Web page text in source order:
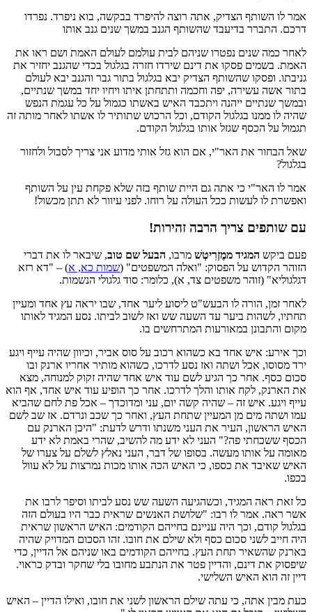
אמר לו השותף הצדיק, אתה רוצה להיפרד בבקשה, בוא ניפרד. נפרדו
דרכם. התברר בדיעבד שהשותף הגנב במשך שנים גנב אותו
לאחר כמה שנים נפטרו שניהם לבית עולמם לעולם האמת ושם ראו את
האמת. בשמים פסקו את דינם שירדו חזרה בגלגול בכדי שהגנב יחזיר את
גניבתו. ופסקו שהשותף הצדיק יבא בגלגול בתור גבר והגנב יבא לעולם
בתור אשה עשירה, יפה וחכמה ותתחתן איתו ויחיו יחד במשך שנתיים,
ובמשך שנתיים ייהנה ויתכבד האיש באשתו כגמול על כל עגמת הנפש
שהיה לו ממנו בגלגול הקודם, וכל הרכוש שתותיר לו אשתו לאחר מותה זה
תגמול על הכסף שגזל אותו בגלגול הקודם.
שאל הבחור את האר"י, אם הוא גזל אותי מדוע אני צריך לסבול ולחזור
בגלגול?
אמר לו האר"י כי אתה גם היית שותף בזה שלא פקחת עין על השותף
ואפשרת לו לעשות ככל העולה על רוחו. לפני עיוור לא תתן מכשול!
עם שותפים צריך הרבה זהירות!
פעם ביקש המגיד ממֶזְרִיטְשׁ מרבו, הבעל שם טוב, שיבאר לו את דברי
הזוהר הקדוש על הפסוק: "ואלה המשפטים" (שמות כא, א) – "דא רזא
דגלגוליא" (זוהר משפטים צד, א), כלומר: סוד גלגולי הנשמות.
לאחר זמן, הורה לו הבעש"ט ליסוע ליער אחד, שבו יראה עץ אחד ומעיין
תחתיו, לשהות ביער עד השעה שש ואז לשוב לביתו. נסע המגיד לאותו
מקום והתבונן במאורעות המתרחשים בו.
וכך אירע: איש אחד בא כשהוא רכוב על סוס אביר, וכיוון שהיה עייף ויגע
ירד מסוסו, אכל ושתה ואז נסע לדרכו, כשהוא מותיר אחריו ארנק ובו
סכום כסף. אחר כך הגיע לשם עוד איש אחד שהיה זקוק למנוחה, מצא
את הארנק, לקח אותו והלך לדרכו. אחר כך הופיע עוד איש אחד, אף הוא
עייף ויגע. איש זה – שהיה קשה יום, עני ומדוכדך – אכל פת לחם שהביא
עמו ושתה מים מן המעיין שתחת העץ, ואחר כך שכב ונרדם. אז שב לשם
האיש הראשון, העיר את העני משנתו ודרש לדעת: "היכן הארנק עם
הכסף ששכחתי פה?" העני לא ידע מה להשיב, שהרי באמת לא ידע
מאומה על אותו מעשה. בסופו של דבר, העני נאלץ לשלם על צערו של
האיש שאיבד את כספו, כי האיש הכה אותו מכות נמרצות על לא עוול
בכפו.
כל זאת ראה המגיד, וכשהגיעה השעה שש נסע לביתו וסיפר לרבו את
אשר ראה. אמר לו רבו: "שלושת האנשים שראית כבר היו בעולם הזה
בגלגול קודם, וכך היה עניינם בחייהם הקודמים: האיש הראשון שראית
היה חייב לשני סכום כסף ולא שילם את חובו. זהו הסכום המדויק שהיה
בארנק שהשאיר תחת העץ. בחייהם הקודמים באו שניהם אל הדיין, כדי
שיפסוק את דינם, והדיין פטר את הנתבע מחובו בלי שחקר ובדק כראוי.
דיין זה הוא האיש השלישי.
כעת מבין אתה, כי עתה שילם הראשון לשני את חובו, ואילו הדיין – האיש